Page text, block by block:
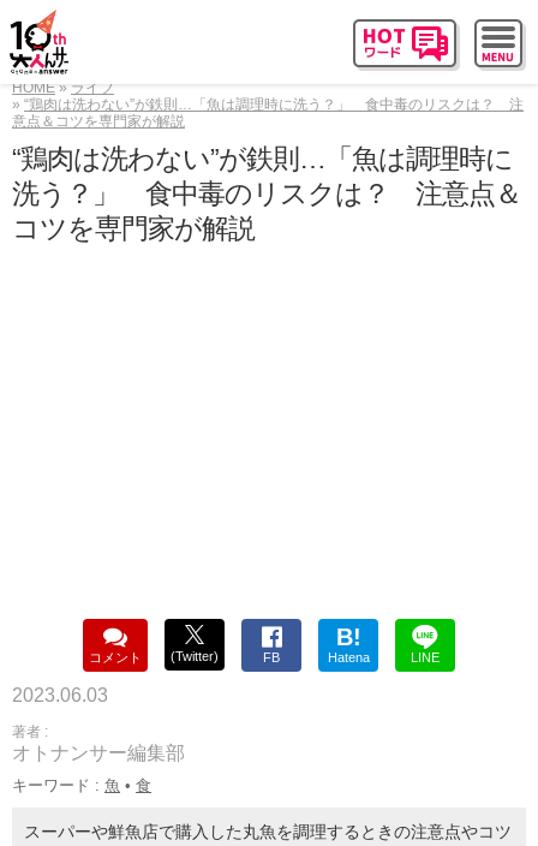
HOME
ライフ
“鶏肉は洗わない”が鉄則…「魚は調理時に洗う？」 食中毒のリスクは？ 注
意点＆コツを専門家が解説
“鶏肉は洗わない”が鉄則…「魚は調理時に
洗う？」 食中毒のリスクは？ 注意点＆
コツを専門家が解説
コメント (Twitter) FB
B!
Hatena LINE
2023.06.03
著者 :
オトナンサー編集部
キーワード : 魚 • 食
スーパーや鮮魚店で購入した丸魚を調理するときの注意点やコツ